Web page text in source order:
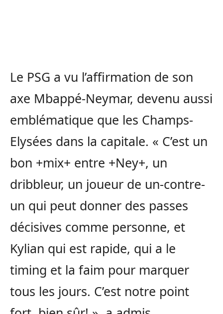
Le PSG a vu l’affirmation de son
axe Mbappé-Neymar, devenu aussi
emblématique que les Champs-
Elysées dans la capitale. « C’est un
bon +mix+ entre +Ney+, un
dribbleur, un joueur de un-contre-
un qui peut donner des passes
décisives comme personne, et
Kylian qui est rapide, qui a le
timing et la faim pour marquer
tous les jours. C’est notre point